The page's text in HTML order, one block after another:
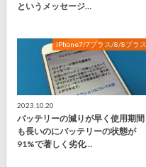
というメッセージ…
iPhone7/7プラス/8/8プラス
2023.10.20
バッテリーの減りが早く使用期間
も長いのにバッテリーの状態が
91%で著しく劣化…